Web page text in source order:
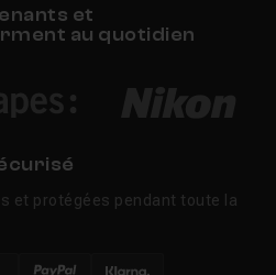
et
au quotidien
et protégées pendant toute la